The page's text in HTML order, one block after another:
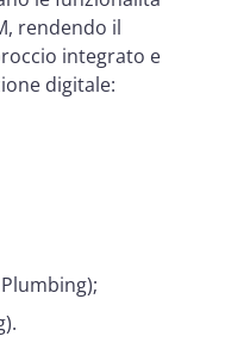
rendendo il
integrato e
digitale: